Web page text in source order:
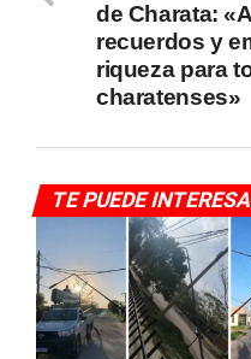
de Charata:
recuerdos y
riqueza para
charatenses»
TE PUEDE